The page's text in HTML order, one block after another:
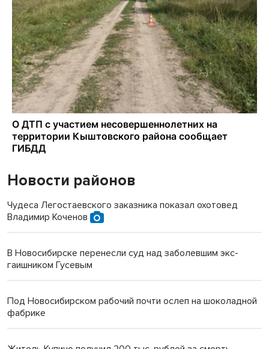
Новости районов
Чудеса Легостаевского заказника показал охотовед
Владимир Коченов
В Новосибирске перенесли суд над заболевшим экс-
гаишником Гусевым
Под Новосибирском рабочий почти ослеп на шоколадной
фабрике